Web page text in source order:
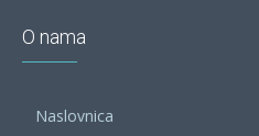
O nama
Naslovnica